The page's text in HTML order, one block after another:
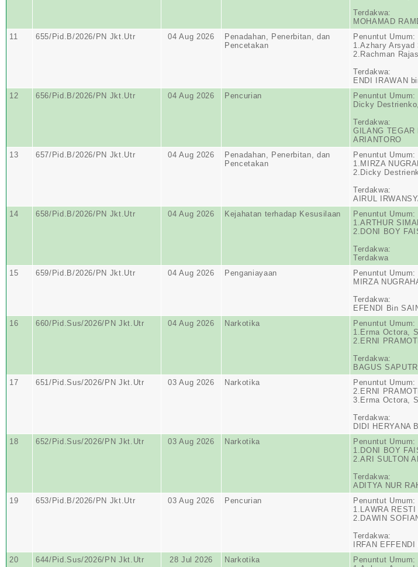
Terdakwa:
MOHAMAD
11 655/Pid.B/2026/PN Jkt.Utr 04 Aug 2026
Penadahan, Penerbitan, dan
Pencetakan
Penuntut Umum:
1.Azhary Arsyad
2.Rachman
Terdakwa:
ENDI IRAWAN
12 656/Pid.B/2026/PN Jkt.Utr 04 Aug 2026 Pencurian
Penuntut Umum:
Dicky
Terdakwa:
GILANG TEGAR
ARIANTORO
13 657/Pid.B/2026/PN Jkt.Utr 04 Aug 2026
Penadahan, Penerbitan, dan
Pencetakan
Penuntut Umum:
1.MIRZA
2.Dicky
Terdakwa:
AIRUL
14 658/Pid.B/2026/PN Jkt.Utr 04 Aug 2026 Kejahatan terhadap Kesusilaan
Penuntut Umum:
1.ARTHUR
2.DONI BOY
Terdakwa:
Terdakwa
15 659/Pid.B/2026/PN Jkt.Utr 04 Aug 2026 Penganiayaan
Penuntut Umum:
MIRZA
Terdakwa:
EFENDI Bin
16 660/Pid.Sus/2026/PN Jkt.Utr 04 Aug 2026 Narkotika
Penuntut Umum:
1.Erma Octora,
2.ERNI
Terdakwa:
BAGUS
17 651/Pid.Sus/2026/PN Jkt.Utr 03 Aug 2026 Narkotika
Penuntut Umum:
2.ERNI
3.Erma Octora,
Terdakwa:
DIDI HERYANA
18 652/Pid.Sus/2026/PN Jkt.Utr 03 Aug 2026 Narkotika
Penuntut Umum:
1.DONI BOY
2.ARI SULTON
Terdakwa:
ADITYA NUR
19 653/Pid.B/2026/PN Jkt.Utr 03 Aug 2026 Pencurian
Penuntut Umum:
1.LAWRA
2.DAWIN
Terdakwa:
IRFAN
20 644/Pid.Sus/2026/PN Jkt.Utr 28 Jul 2026 Narkotika
Penuntut Umum: